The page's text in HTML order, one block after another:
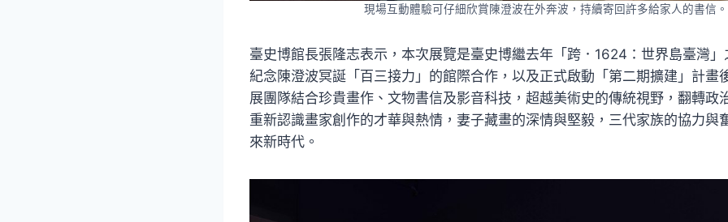
現場互動體驗可仔細欣賞陳澄波在外奔波，持續寄回許多給家人的書信。
臺史博館長張隆志表示，本次展覽是臺史博繼去年「跨．1624：世界島臺灣
紀念陳澄波冥誕「百三接力」的館際合作，以及正式啟動「第二期擴建」計畫
展團隊結合珍貴畫作、文物書信及影音科技，超越美術史的傳統視野，翻轉政
重新認識畫家創作的才華與熱情，妻子藏畫的深情與堅毅，三代家族的協力與
來新時代。